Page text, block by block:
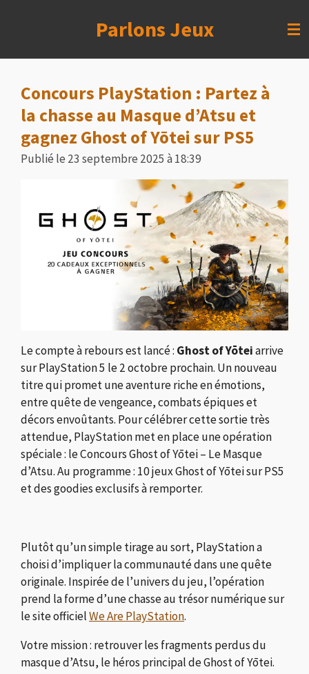
Parlons Jeux
Concours PlayStation : Partez à
la chasse au Masque d’Atsu et
gagnez Ghost of Yōtei sur PS5
Publié le 23 septembre 2025 à 18:39
Le compte à rebours est lancé : Ghost of Yōteiarrive
sur PlayStation 5 le 2 octobre prochain. Un nouveau
titre qui promet une aventure riche en émotions,
entre quête de vengeance, combats épiques et
décors envoûtants. Pour célébrer cette sortie très
attendue, PlayStation met en place une opération
spéciale : le Concours Ghost of Yōtei – Le Masque
d’Atsu. Au programme : 10 jeux Ghost of Yōtei sur PS5
et des goodies exclusifs à remporter.
Plutôt qu’un simple tirage au sort, PlayStation a
choisi d’impliquer la communauté dans une quête
originale. Inspirée de l’univers du jeu, l’opération
prend la forme d’une chasse au trésor numérique sur
le site officielWe Are PlayStation.
Votre mission : retrouver les fragments perdus du
masque d’Atsu, le héros principal de Ghost of Yōtei.